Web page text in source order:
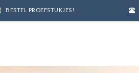
BESTEL PROEFSTUKJES!